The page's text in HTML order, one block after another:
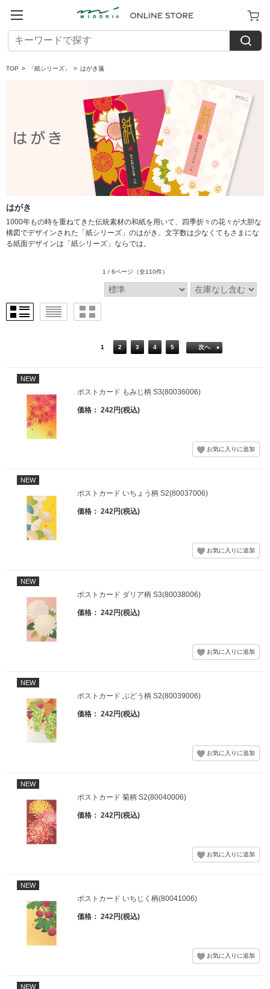
TOP > 「紙シリーズ」 > はがき箋
はがき
1000年もの時を重ねてきた伝統素材の和紙を用いて、四季折々の花々が大胆な
構図でデザインされた「紙シリーズ」のはがき。文字数は少なくてもさまにな
る紙面デザインは「紙シリーズ」ならでは。
1 / 6ページ （全110件）
1 2 3 4 5 次へ
NEW
ポストカード もみじ柄 S3(80036006)
価格： 242円(税込)
NEW
ポストカード いちょう柄 S2(80037006)
価格： 242円(税込)
NEW
ポストカード ダリア柄 S3(80038006)
価格： 242円(税込)
NEW
ポストカード ぶどう柄 S2(80039006)
価格： 242円(税込)
NEW
ポストカード 菊柄 S2(80040006)
価格： 242円(税込)
NEW
ポストカード いちじく柄(80041006)
価格： 242円(税込)
NEW